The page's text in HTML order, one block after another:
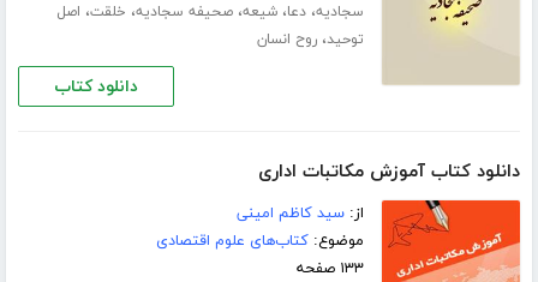
سجادیه،دعا،شیعه،صحیفه سجادیه، خلقت، اصل
توحید،روح انسان
دانلود کتاب
دانلود کتاب آموزش مکاتبات اداری
از:سید کاظم امینی
موضوع:کتاب‌های علوم اقتصادی
۱۳۳ صفحه